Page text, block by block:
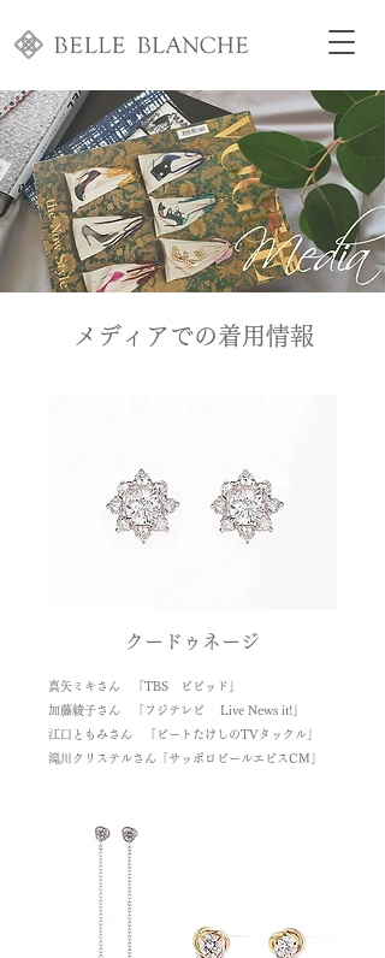
メディアでの着用情報
クードゥネージ
真矢ミキさん 「TBS ビビッド」
加藤綾子さん 「フジテレビ Live News it!」
江口ともみさん 「ビートたけしのTVタックル」
滝川クリステルさん「サッポロビールエビスCM」